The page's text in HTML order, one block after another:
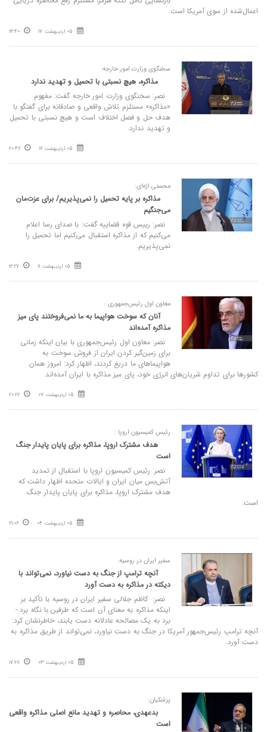
اعمال‌شده از سوی آمریکا است.
05 اردیبهشت 17 13:40
سخنگوی وزارت امور خارجه:
مذاکره، هیچ نسبتی با تحمیل و تهدید ندارد
نصر: سخنگوی وزارت امور خارجه گفت: مفهوم
«مذاکره» مستلزم تلاش واقعی و صادقانه برای گفتگو با
هدف حل و فصل اختلاف است و هیچ نسبتی با تحمیل
و تهدید ندارد.
05 اردیبهشت 16 20:46
محسنی اژه‌ای:
مذاکره بر پایه تحمیل را نمی‌پذیریم/ برای عزت‌مان
می‌جنگیم
نصر: رییس قوه قضاییه گفت: با صدای رسا اعلام
می‌کنیم که از مذاکره استقبال می‌کنیم اما تحمیل را
نمی‌پذیریم.
05 اردیبهشت 11 12:27
معاون اول رئیس‌جمهوری :
آنان که سوخت هواپیما به ما نمی‌فروختند پای میز
مذاکره آمده‌اند
نصر: معاون اول رئیس‌جمهوری با بیان اینکه زمانی
برای زمین‌گیر کردن ایران از فروش سوخت به
هواپیماهای ما دریغ کردند، اظهار کرد: امروز همان
کشورها برای تداوم شریان‌های انرژی خود، پای میز مذاکره با ایران آمده‌اند.
05 اردیبهشت 07 20:22
رئیس کمیسیون اروپا :
هدف مشترک اروپا، مذاکره برای پایان پایدار جنگ
است
نصر: رئیس کمیسیون اروپا با استقبال از تمدید
آتش‌بس میان ایران و ایالات متحده اظهار داشت که
هدف مشترک اروپا، مذاکره برای پایان پایدار جنگ
است.
05 اردیبهشت 04 21:06
سفیر ایران در روسیه:
آنچه ترامپ از جنگ به دست نیاورد، نمی‌تواند با
دیکته در مذاکره به دست آورد
نصر: کاظم جلالی سفیر ایران در روسیه با تأکید بر
اینکه مذاکره به معنای آن است که طرفین با نگاه برد -
برد به یک مصالحه عادلانه دست یابند،‌ خاطرنشان کرد:
آنچه ترامپ رئیس‌جمهور آمریکا در جنگ به دست نیاورد، نمی‌تواند از طریق مذاکره به
دست آورد.
05 اردیبهشت 03 17:28
پزشکیان:
بدعهدی، محاصره و تهدید مانع اصلی مذاکره واقعی
است‌